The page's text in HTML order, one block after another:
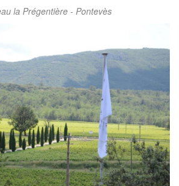
la Prégentière - Pontevès